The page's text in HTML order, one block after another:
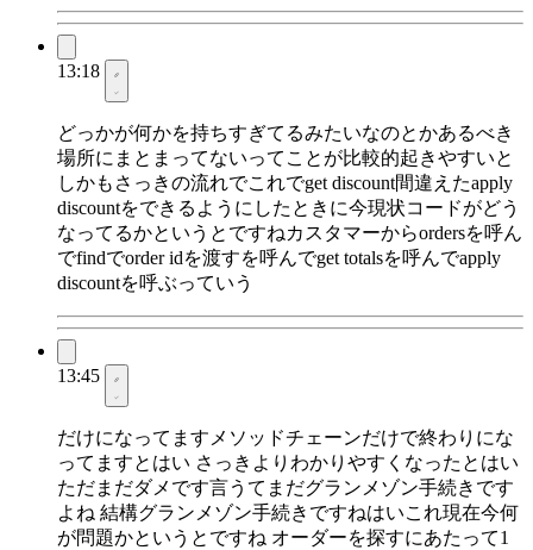
13:18
どっかが何かを持ちすぎてるみたいなのとかあるべき
場所にまとまってないってことが比較的起きやすいと
しかもさっきの流れでこれでget discount間違えたapply
discountをできるようにしたときに今現状コードがどう
なってるかというとですねカスタマーからordersを呼ん
でfindでorder idを渡すを呼んでget totalsを呼んでapply
discountを呼ぶっていう
13:45
だけになってますメソッドチェーンだけで終わりにな
ってますとはい さっきよりわかりやすくなったとはい
ただまだダメです言うてまだグランメゾン手続きです
よね 結構グランメゾン手続きですねはいこれ現在今何
が問題かというとですね オーダーを探すにあたって1